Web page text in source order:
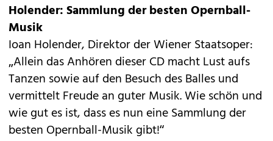
Holender: Sammlung der besten Opernball-
Musik
Ioan Holender, Direktor der Wiener Staatsoper:
„Allein das Anhören dieser CD macht Lust aufs
Tanzen sowie auf den Besuch des Balles und
vermittelt Freude an guter Musik. Wie schön und
wie gut es ist, dass es nun eine Sammlung der
besten Opernball-Musik gibt!“